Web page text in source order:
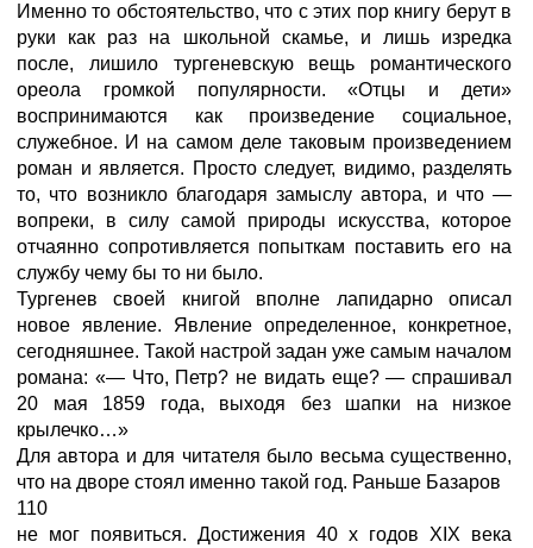
Именно то обстоятельство, что с этих пор книгу берут в
руки как раз на школьной скамье, и лишь изредка
после, лишило тургеневскую вещь романтического
ореола громкой популярности. «Отцы и дети»
воспринимаются как произведение социальное,
служебное. И на самом деле таковым произведением
роман и является. Просто следует, видимо, разделять
то, что возникло благодаря замыслу автора, и что —
вопреки, в силу самой природы искусства, которое
отчаянно сопротивляется попыткам поставить его на
службу чему бы то ни было.
Тургенев своей книгой вполне лапидарно описал
новое явление. Явление определенное, конкретное,
сегодняшнее. Такой настрой задан уже самым началом
романа: «— Что, Петр? не видать еще? — спрашивал
20 мая 1859 года, выходя без шапки на низкое
крылечко…»
Для автора и для читателя было весьма существенно,
что на дворе стоял именно такой год. Раньше Базаров
110
не мог появиться. Достижения 40 х годов XIX века